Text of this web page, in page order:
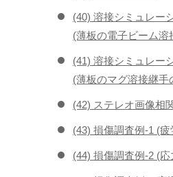
(40) 溶接シミュレー
(薄板の電子ビーム溶
(41) 溶接シミュレー
(薄板のマグ溶接継手
(42) ステレオ画像相
(43) 損傷調査例-1 (疲
(44) 損傷調査例-2 (